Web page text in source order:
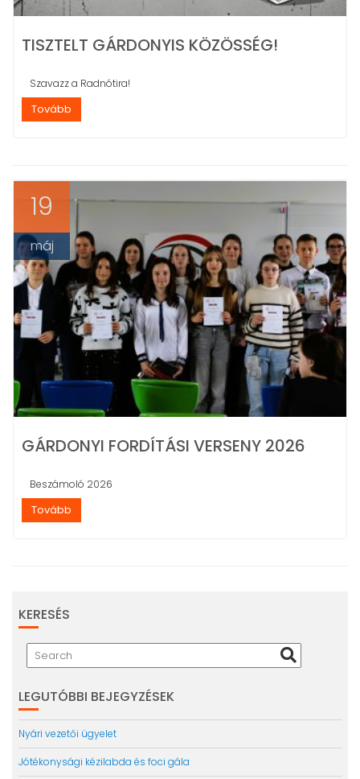
TISZTELT GÁRDONYIS KÖZÖSSÉG!
Szavazz a Radnótira!
Tovább
19
máj
GÁRDONYI FORDÍTÁSI VERSENY 2026
Beszámoló 2026
Tovább
KERESÉS
LEGUTÓBBI BEJEGYZÉSEK
Nyári vezetői ügyelet
Jótékonysági kézilabda és foci gála